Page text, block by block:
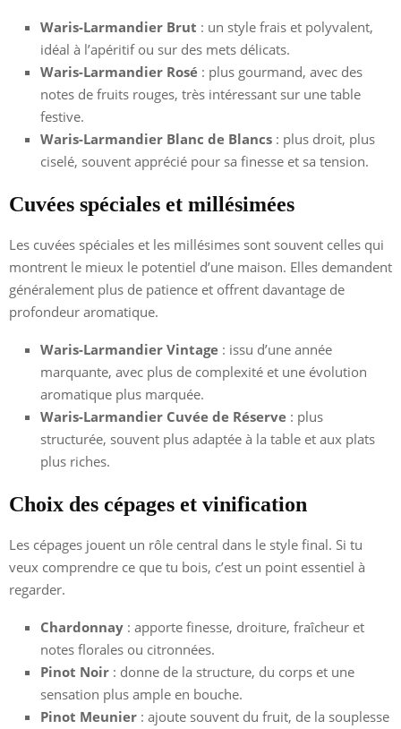
Waris-Larmandier Brut : un style frais et polyvalent,
idéal à l’apéritif ou sur des mets délicats.
Waris-Larmandier Rosé : plus gourmand, avec des
notes de fruits rouges, très intéressant sur une table
festive.
Waris-Larmandier Blanc de Blancs : plus droit, plus
ciselé, souvent apprécié pour sa finesse et sa tension.
Cuvées spéciales et millésimées
Les cuvées spéciales et les millésimes sont souvent celles qui
montrent le mieux le potentiel d’une maison. Elles demandent
généralement plus de patience et offrent davantage de
profondeur aromatique.
Waris-Larmandier Vintage : issu d’une année
marquante, avec plus de complexité et une évolution
aromatique plus marquée.
Waris-Larmandier Cuvée de Réserve : plus
structurée, souvent plus adaptée à la table et aux plats
plus riches.
Choix des cépages et vinification
Les cépages jouent un rôle central dans le style final. Si tu
veux comprendre ce que tu bois, c’est un point essentiel à
regarder.
Chardonnay : apporte finesse, droiture, fraîcheur et
notes florales ou citronnées.
Pinot Noir : donne de la structure, du corps et une
sensation plus ample en bouche.
Pinot Meunier : ajoute souvent du fruit, de la souplesse